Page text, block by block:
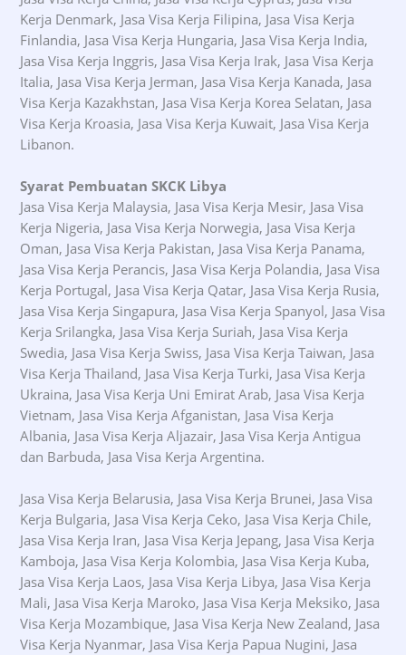
Kerja Denmark, Jasa Visa Kerja Filipina, Jasa Visa Kerja
Finlandia, Jasa Visa Kerja Hungaria, Jasa Visa Kerja India,
Jasa Visa Kerja Inggris, Jasa Visa Kerja Irak, Jasa Visa Kerja
Italia, Jasa Visa Kerja Jerman, Jasa Visa Kerja Kanada, Jasa
Visa Kerja Kazakhstan, Jasa Visa Kerja Korea Selatan, Jasa
Visa Kerja Kroasia, Jasa Visa Kerja Kuwait, Jasa Visa Kerja
Libanon.
Syarat Pembuatan SKCK Libya
Jasa Visa Kerja Malaysia, Jasa Visa Kerja Mesir, Jasa Visa
Kerja Nigeria, Jasa Visa Kerja Norwegia, Jasa Visa Kerja
Oman, Jasa Visa Kerja Pakistan, Jasa Visa Kerja Panama,
Jasa Visa Kerja Perancis, Jasa Visa Kerja Polandia, Jasa Visa
Kerja Portugal, Jasa Visa Kerja Qatar, Jasa Visa Kerja Rusia,
Jasa Visa Kerja Singapura, Jasa Visa Kerja Spanyol, Jasa Visa
Kerja Srilangka, Jasa Visa Kerja Suriah, Jasa Visa Kerja
Swedia, Jasa Visa Kerja Swiss, Jasa Visa Kerja Taiwan, Jasa
Visa Kerja Thailand, Jasa Visa Kerja Turki, Jasa Visa Kerja
Ukraina, Jasa Visa Kerja Uni Emirat Arab, Jasa Visa Kerja
Vietnam, Jasa Visa Kerja Afganistan, Jasa Visa Kerja
Albania, Jasa Visa Kerja Aljazair, Jasa Visa Kerja Antigua
dan Barbuda, Jasa Visa Kerja Argentina.
Jasa Visa Kerja Belarusia, Jasa Visa Kerja Brunei, Jasa Visa
Kerja Bulgaria, Jasa Visa Kerja Ceko, Jasa Visa Kerja Chile,
Jasa Visa Kerja Iran, Jasa Visa Kerja Jepang, Jasa Visa Kerja
Kamboja, Jasa Visa Kerja Kolombia, Jasa Visa Kerja Kuba,
Jasa Visa Kerja Laos, Jasa Visa Kerja Libya, Jasa Visa Kerja
Mali, Jasa Visa Kerja Maroko, Jasa Visa Kerja Meksiko, Jasa
Visa Kerja Mozambique, Jasa Visa Kerja New Zealand, Jasa
Visa Kerja Nyanmar, Jasa Visa Kerja Papua Nugini, Jasa